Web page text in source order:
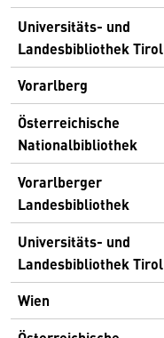
Universitäts- und
Landesbibliothek Tirol
Vorarlberg
Österreichische
Nationalbibliothek
Vorarlberger
Landesbibliothek
Universitäts- und
Landesbibliothek Tirol
Wien